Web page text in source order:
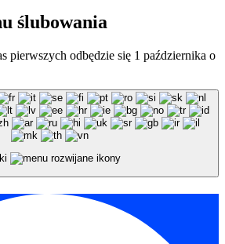
ślubowania
pierwszych odbędzie się 1 października o